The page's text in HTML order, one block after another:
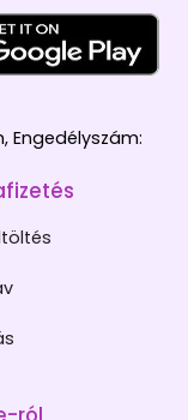
Engedélyszám: